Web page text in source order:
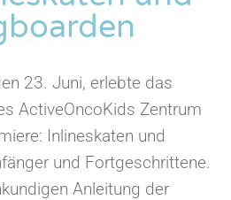
23. Juni, erlebte das
ActiveOncoKids Zentrum
Inlineskaten und
und Fortgeschrittene.
Anleitung der